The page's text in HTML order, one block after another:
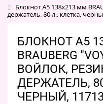
Блокнот А5 138x213 мм
держатель, 80 л., клетка,
БЛОКНОТ А5
BRAUBERG
ВОЙЛОК,
ДЕРЖАТЕЛЬ,
ЧЕРНЫЙ,